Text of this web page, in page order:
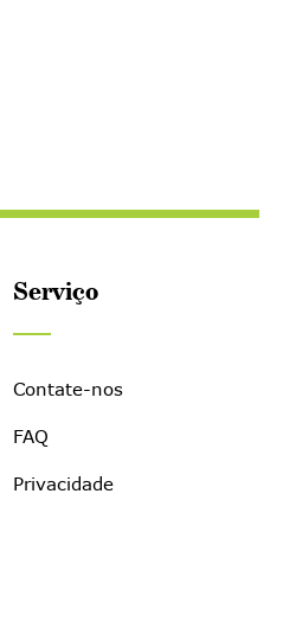
Serviço
Contate-nos
FAQ
Privacidade